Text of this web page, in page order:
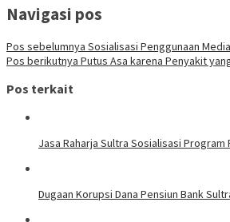
Navigasi pos
Pos sebelumnya Sosialisasi Penggunaan
Pos berikutnya Putus Asa karena Penyakit
Pos terkait
Jasa Raharja Sultra Sosialisasi Program
Dugaan Korupsi Dana Pensiun Bank